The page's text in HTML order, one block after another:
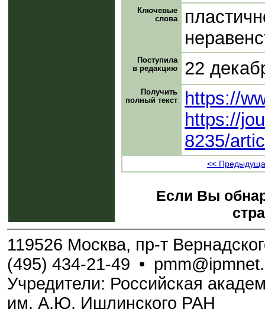
Ключевые
слова
Поступила
в редакцию
22
Получить
полный текст
https://
https://
8235/
<<
Если Вы
119526 Москва, пр-т
(495) 434-21-49 •
Учредители: Российская
им. А.Ю. Ишлинского РАН